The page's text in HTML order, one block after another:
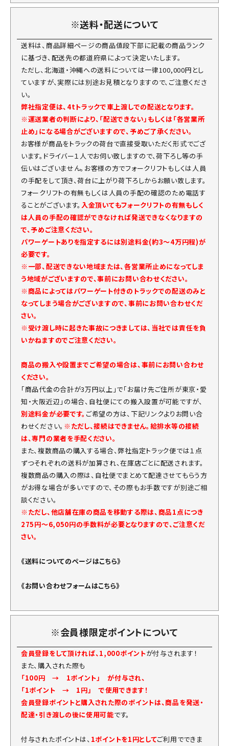
※送料・配送について
送料は、商品詳細ページの商品値段下部に記載の商品ランク
に基づき、配送先の都道府県によって決定いたします。
ただし、北海道・沖縄への送料については一律100,000円とし
ていますが、実際には別途お見積となりますので、ご注意くださ
い。
弊社指定便は、4tトラックで車上渡しでの配送となります。
※運送業者の判断により、「配送できない」もしくは「各営業所
止め」になる場合がございますので、予めご了承ください。
お客様が商品をトラックの荷台で直接受取いただく形式でござ
います。ドライバー１人でお伺い致しますので、荷下ろし等の手
伝いはございません。お客様の方でフォークリフトもしくは人員
の手配をして頂き、荷台に上がり荷下ろしからお願い致します。
フォークリフトの有無もしくは人員の手配の確認のため電話す
ることがございます。 入金頂いてもフォークリフトの有無もしく
は人員の手配の確認ができなければ発送できなくなりますの
で、予めご注意ください。
パワーゲートありを指定するには別途料金(約3～4万円程)が
必要です。
※一部、配送できない地域または、各営業所止めになってしま
う地域がございますので、事前にお問い合わせください。
※商品によってはパワーゲート付きのトラックでの配送のみと
なってしまう場合がございますので、事前にお問い合わせくだ
さい。
※受け渡し時に起きた事故につきましては、当社では責任を負
いかねますのでご注意ください。
商品の搬入や設置までご希望の場合は、事前にお問い合わせ
ください。
「商品代金の合計が3万円以上」で「お届け先ご住所が東京・愛
知・大阪近辺」の場合、自社便にての搬入設置が可能ですが、
別途料金が必要です。 ご希望の方は、下記リンクよりお問い合
わせください。 ※ただし、接続はできません。給排水等の接続
は、専門の業者を手配ください。
また、複数商品の購入する場合、弊社指定トラック便では１点
ずつそれぞれの送料が加算され、在庫店ごとに配送されます。
複数商品の購入の際は、自社便でまとめて配達させてもらう方
がお得な場合が多いですので、その際もお手数ですが別途ご相
談ください。
※ただし、他店舗在庫の商品を移動する際は、商品1点につき
275円～6,050円の手数料が必要となりますので、ご注意くだ
さい。
《送料についてのページはこちら》
《お問い合わせフォームはこちら》
※会員様限定ポイントについて
会員登録をして頂ければ、1,000ポイントが付与されます！
また、購入された際も
「100円 → 1ポイント」 が付与され、
「1ポイント → 1円」 で使用できます！
会員登録ポイントと購入された際のポイントは、商品を発送・
配達・引き渡しの後に使用可能です。
付与されたポイントは、 1ポイントを1円としてご利用でできま